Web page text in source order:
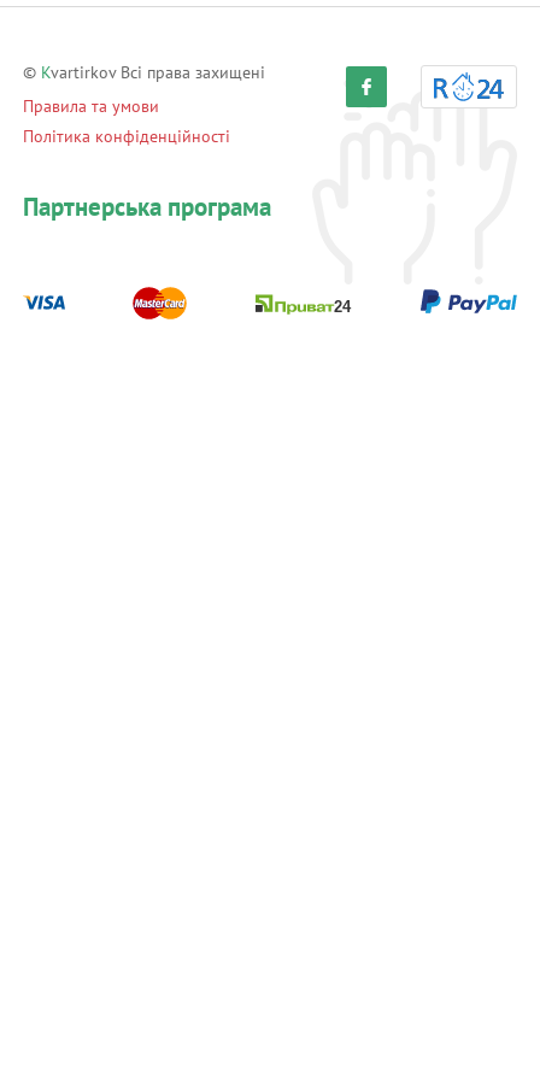
© Kvartirkov Всі права захищені
Правила та умови
Політика конфіденційності
Партнерська програма